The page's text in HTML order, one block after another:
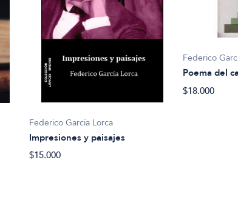
Federico García Lorca
Impresiones y paisajes
$15.000
Federico
Poema del
$18.000